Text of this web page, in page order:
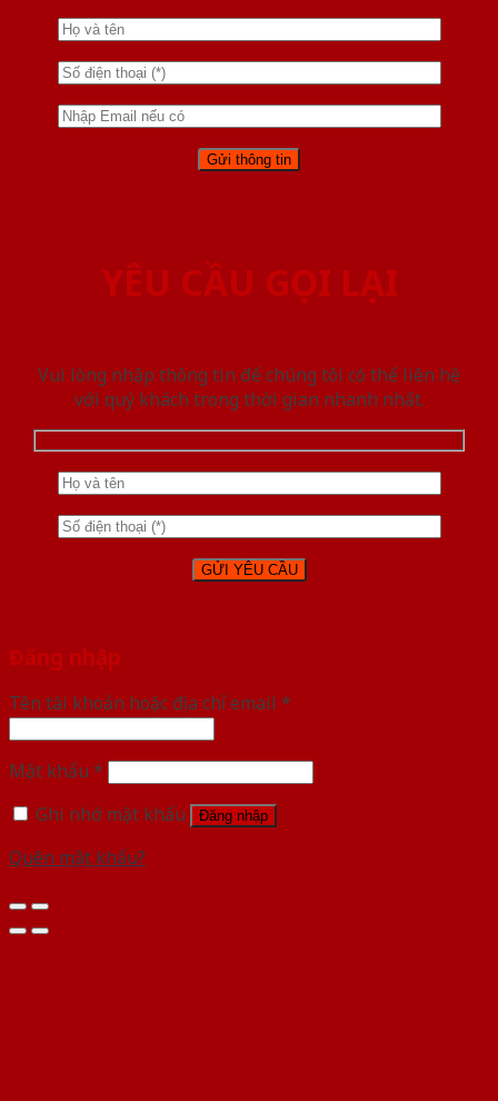
YÊU CẦU GỌI LẠI
Vui lòng nhập thông tin để chúng tôi có thể liên hệ
với quý khách trong thời gian nhanh nhất.
Đăng nhập
Tên tài khoản hoặc địa chỉ email *
Mật khẩu *
Ghi nhớ mật khẩu
Đăng nhập
Quên mật khẩu?